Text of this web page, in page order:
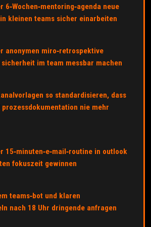
6‑Wochen‑mentoring‑agenda neue
kleinen teams sicher einarbeiten
anonymen miro‑retrospektive
im team messbar machen
so standardisieren, dass
prozessdokumentation nie mehr
15‑minuten‑e‑mail‑routine in outlook
fokuszeit gewinnen
teams‑bot und klaren
nach 18 Uhr dringende anfragen